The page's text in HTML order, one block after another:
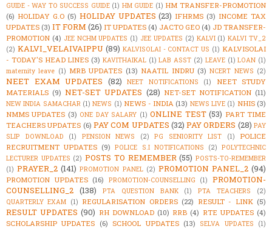
GUIDE - WAY TO SUCCESS GUIDE (1) HM GUIDE (1) HM TRANSFER-PROMOTION
(6) HOLIDAY G.O (5) HOLIDAY UPDATES (23) IFHRMS (3) INCOME TAX
UPDATES (3) IT FORM (26) IT UPDATES (4) JACTO GEO (4) JD TRANSFER-
PROMOTION (4) JEE NCHM UPDATES (1) JEE UPDATES (2) KALVI (1) KALVI TV_2
(2) KALVI_VELAIVAIPPU (89) KALVISOLAI - CONTACT US (1) KALVISOLAI
- TODAY'S HEAD LINES (3) KAVITHAIKAL (1) LAB ASST (2) LEAVE (1) LOAN (1)
maternity leave (1) MRB UPDATES (13) NAATIL INDRU (3) NCERT NEWS (2)
NEET EXAM UPDATES (82) NEET NOTIFICATIONS (1)
NEET STUDY
MATERIALS (9) NET-SET UPDATES (28) NET-SET NOTIFICATION (11)
NEW INDIA SAMACHAR (1) NEWS (1) NEWS - INDIA (13) NEWS LIVE (1) NHIS (3)
NMMS UPDATES (3) ONE DAY SALARY (1) ONLINE TEST (53) PART TIME
TEACHERS UPDATES (6) PAY COM UPDATES (32) PAY ORDERS (28) PAY
SLIP DOWNLOAD
(1) PENSION NEWS (2) PG SENIORITY LIST (1)
POLICE
RECRUITMENT UPDATES (9) POLICE S.I NOTIFICATIONS (2) POLYTECHNIC
LECTURER UPDATES (2) POSTS TO REMEMBER (55) POSTS-TO-REMEMBER
(1) PRAYER_2 (141) PROMOTION PANEL (2) PROMOTION PANEL_2 (94)
PROMOTION UPDATES (16) PROMOTION-COUNSELLING (1)
PROMOTION-
COUNSELLING_2 (138) PTA QUESTION BANK (1) PTA TEACHERS
(2)
QUARTERLY EXAM (1) REGULARISATION ORDERS (22) RESULT - LINK (5)
RESULT UPDATES (90) RH DOWNLOAD (10) RRB (4) RTE UPDATES (4)
SCHOLARSHIP UPDATES (6) SCHOOL UPDATES (13) SELVA UPDATES
(1)